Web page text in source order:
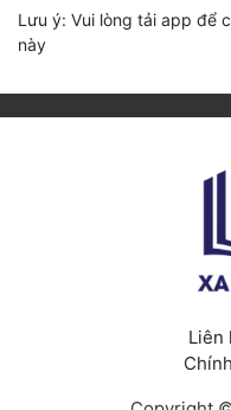
Lưu ý: Vui lòng tải app để
này
Liên